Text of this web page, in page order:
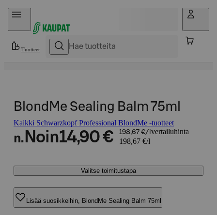
Hyppää sisältöön
Tuotteet
BlondMe Sealing Balm 75ml
Kaikki Schwarzkopf Professional BlondMe -tuotteet
n. Noin14,90 € 198,67 €/l vertailuhinta
198,67 €/l
Valitse toimitustapa
Lisää suosikkeihin, BlondMe Sealing Balm 75ml